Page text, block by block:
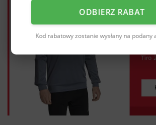
ODBIERZ RABAT
Kod rabatowy zostanie wysłany na podany